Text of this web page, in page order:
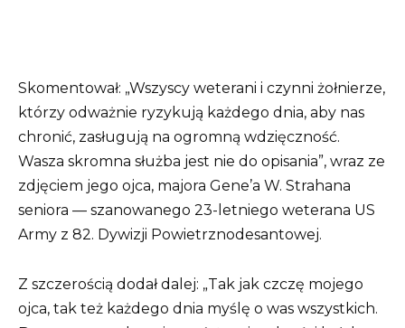
Skomentował: „Wszyscy weterani i czynni żołnierze,
którzy odważnie ryzykują każdego dnia, aby nas
chronić, zasługują na ogromną wdzięczność.
Wasza skromna służba jest nie do opisania”, wraz ze
zdjęciem jego ojca, majora Gene’a W. Strahana
seniora — szanowanego 23-letniego weterana US
Army z 82. Dywizji Powietrznodesantowej.
Z szczerością dodał dalej: „Tak jak czczę mojego
ojca, tak też każdego dnia myślę o was wszystkich.